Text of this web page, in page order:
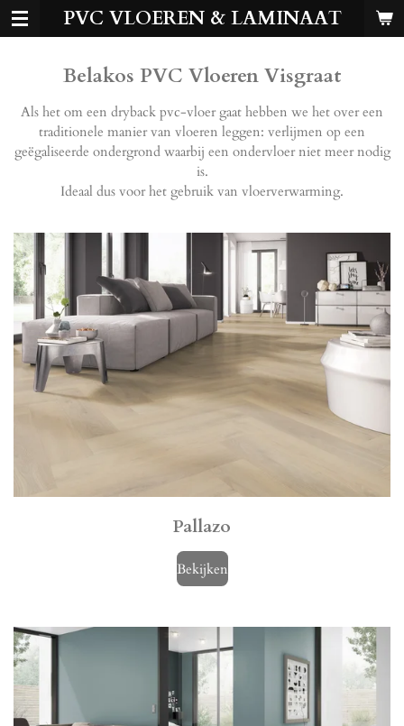
Ga
direct
PVC VLOEREN & LAMINAAT
Belakos PVC Vloeren Visgraat
Als het om een dryback pvc-vloer gaat hebben we het over een
traditionele manier van vloeren leggen: verlijmen op een
geëgaliseerde ondergrond waarbij een ondervloer niet meer nodig
is.
Ideaal dus voor het gebruik van vloerverwarming.
Pallazo
Bekijken